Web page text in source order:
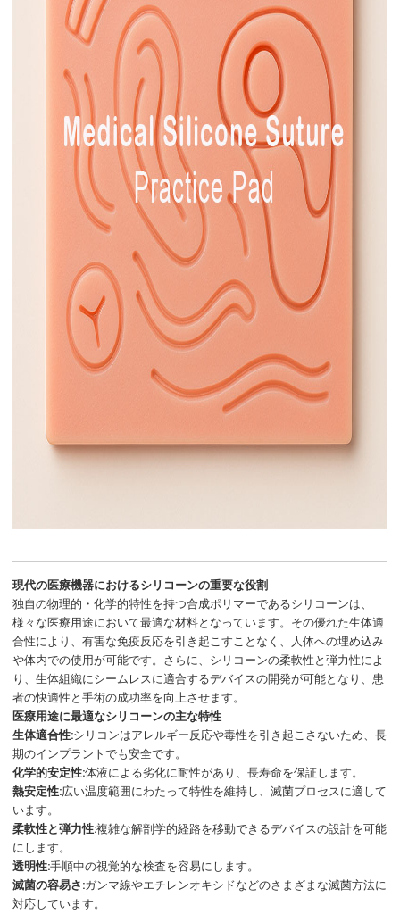
現代の医療機器におけるシリコーンの重要な役割
独自の物理的・化学的特性を持つ合成ポリマーであるシリコーンは、
様々な医療用途において最適な材料となっています。その優れた生体適
合性により、有害な免疫反応を引き起こすことなく、人体への埋め込み
や体内での使用が可能です。さらに、シリコーンの柔軟性と弾力性によ
り、生体組織にシームレスに適合するデバイスの開発が可能となり、患
者の快適性と手術の成功率を向上させます。
医療用途に最適なシリコーンの主な特性
生体適合性:シリコンはアレルギー反応や毒性を引き起こさないため、長
期のインプラントでも安全です。
化学的安定性:体液による劣化に耐性があり、長寿命を保証します。
熱安定性:広い温度範囲にわたって特性を維持し、滅菌プロセスに適して
います。
柔軟性と弾力性:複雑な解剖学的経路を移動できるデバイスの設計を可能
にします。
透明性:手順中の視覚的な検査を容易にします。
滅菌の容易さ:ガンマ線やエチレンオキシドなどのさまざまな滅菌方法に
対応しています。